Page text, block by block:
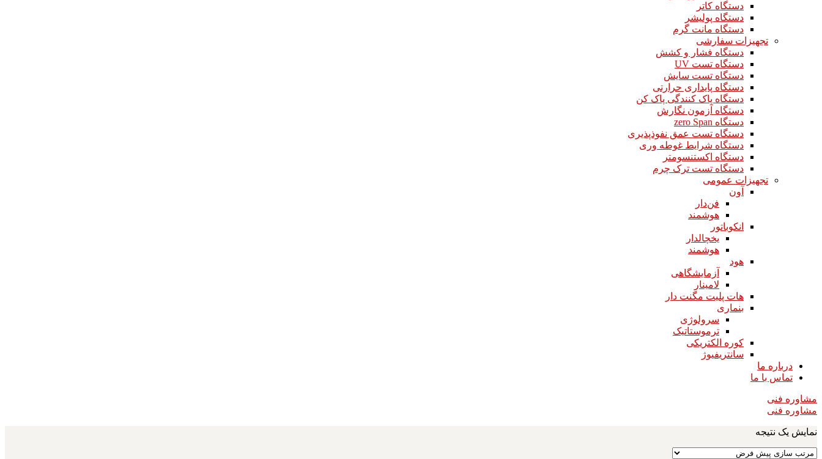
دستگاه کاتر
دستگاه پولیشر
دستگاه مانت گرم
تجهیزات سفارشی
دستگاه فشار و کشش
دستگاه تست UV
دستگاه تست سایش
دستگاه پایداری حرارتی
دستگاه پاک کنندگی پاک کن
دستگاه آزمون نگارش
دستگاه zero Span
دستگاه تست عمق نفوذپذیری
دستگاه شرایط غوطه وری
دستگاه اکستنسومتر
دستگاه تست ترک چرم
تجهیزات عمومی
آون
فن‌دار
هوشمند
انکوباتور
یخچالدار
هوشمند
هود
آزمایشگاهی
لامینار​​​​​​​
هات پلیت مگنت دار​​​​​​​
بنماری
سرولوژی
ترموستاتیک
کوره الکتریکی
سانتریفیوژ
درباره ما
تماس با ما
مشاوره فنی
مشاوره فنی
نمایش یک نتیجه